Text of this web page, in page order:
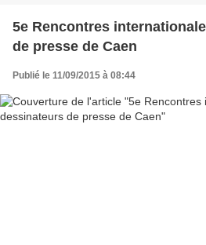
5e Rencontres
de presse de Caen
Publié le 11/09/2015 à 08:44